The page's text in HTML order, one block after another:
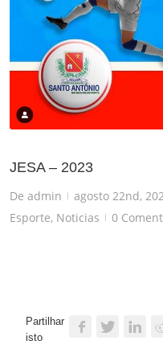
JESA – 2023
De admin | agosto 22nd,
Esporte, Noticias | 0
Partilhar
isto